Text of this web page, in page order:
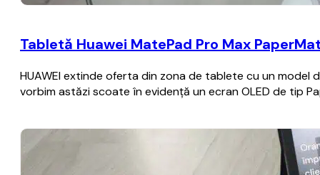
Tabletă Huawei MatePad Pro Max
HUAWEI extinde oferta din zona de tablete cu un
vorbim astăzi scoate în evidență un ecran OLED de tip